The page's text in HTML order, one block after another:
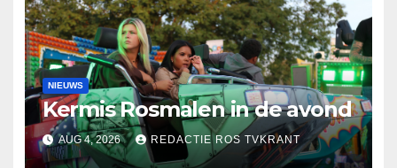
NIEUWS
Kermis Rosmalen in de avond
AUG 4, 2026 REDACTIE ROS TVKRANT